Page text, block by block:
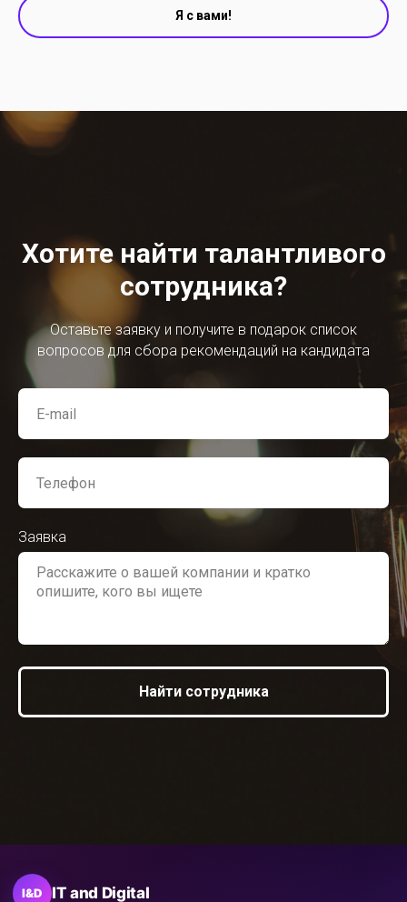
Я с вами!
Хотите найти талантливого
сотрудника?
Оставьте заявку и получите в подарок список
вопросов для сбора рекомендаций на кандидата
Заявка
Найти сотрудника
I&D IT and Digital